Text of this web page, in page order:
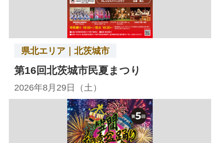
県北エリア｜北茨城市
第16回北茨城市民夏まつり
2026年8月29日（土）